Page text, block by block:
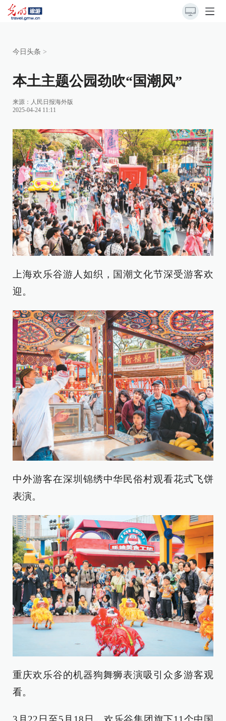
今日头条 >
本土主题公园劲吹“国潮风”
来源： 人民日报海外版
2025-04-24 11:11
上海欢乐谷游人如织，国潮文化节深受游客欢
迎。
中外游客在深圳锦绣中华民俗村观看花式飞饼
表演。
重庆欢乐谷的机器狗舞狮表演吸引众多游客观
看。